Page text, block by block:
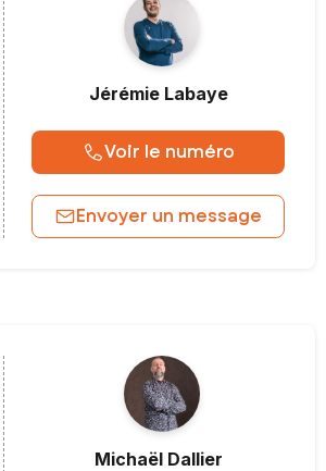
Jérémie Labaye
Voir le numéro
Envoyer un message
Michaël Dallier